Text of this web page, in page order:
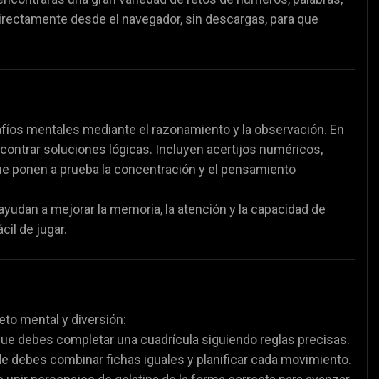
desde el navegador, sin descargas, para que
mentales mediante el razonamiento y la observación. En
soluciones lógicas. Incluyen acertijos numéricos,
ponen a prueba la concentración y el pensamiento
a mejorar la memoria, la atención y la capacidad de
de jugar.
mental y diversión:
debes completar una cuadrícula siguiendo reglas precisas.
debes combinar fichas iguales y planificar cada movimiento.